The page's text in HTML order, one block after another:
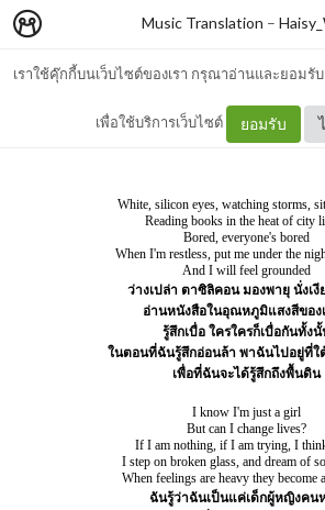
เราใช้คุ๊กกี้บนเว็บไซต์ของเรา กรุณาอ่านและยอมรับ
เพื่อใช้บริการเว็บไซต์ ยอมรับ
Music Translation –
Daydreamer -
White, silicon eyes, watching storms,
Reading books in the heat of city
Bored, everyone's bored
When I'm restless, put me under the
And I will feel grounded
ว่างเปล่า ตาซิลิคอน มองพายุ นั่งเงี
อ่านหนังสือในอุณหภูมิแสงสีของ
รู้สึกเบื่อ ใครใครก็เบื่อกันทั้งนั้
ในตอนที่ฉันรู้สึกอ่อนล้า พาฉันไปอยู่ที่ใ
เพื่อที่ฉันจะได้รู้สึกถึงพื้นดิน
I know I'm just a girl
But can I change lives?
If I am nothing, if I am trying, I
I step on broken glass, and dream of
When feelings are heavy they become
ฉันรู้ว่าฉันเป็นแค่เด็กผู้หญิงคน